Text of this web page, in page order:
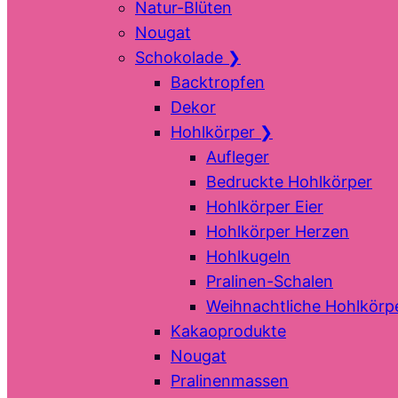
Natur-Blüten
Nougat
Schokolade ❯
Backtropfen
Dekor
Hohlkörper ❯
Aufleger
Bedruckte Hohlkörper
Hohlkörper Eier
Hohlkörper Herzen
Hohlkugeln
Pralinen-Schalen
Weihnachtliche
Kakaoprodukte
Nougat
Pralinenmassen